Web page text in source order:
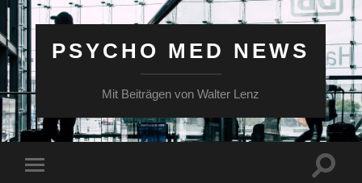
PSYCHO MED NEWS
Mit Beiträgen von Walter Lenz